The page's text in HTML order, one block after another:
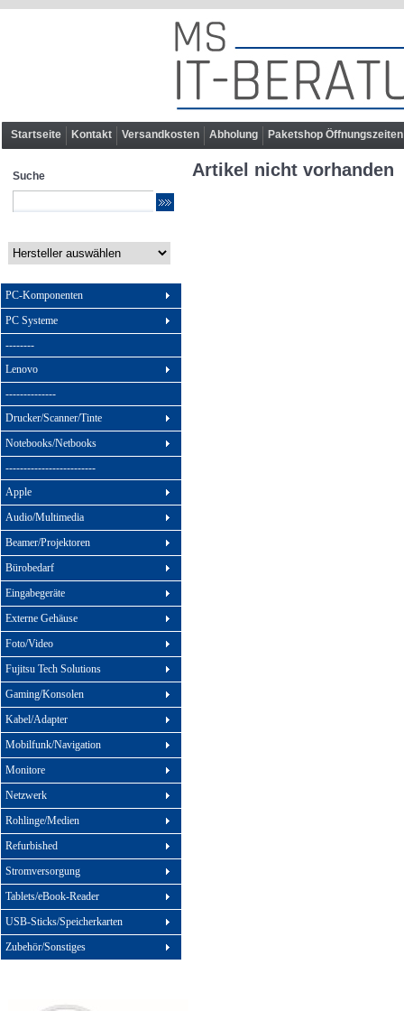
Startseite Kontakt Versandkosten Abholung Paketshop Öffnungszeiten
Suche
PC-Komponenten
PC Systeme
--------
Lenovo
--------------
Drucker/Scanner/Tinte
Notebooks/Netbooks
-------------------------
Apple
Audio/Multimedia
Beamer/Projektoren
Bürobedarf
Eingabegeräte
Externe Gehäuse
Foto/Video
Fujitsu Tech Solutions
Gaming/Konsolen
Kabel/Adapter
Mobilfunk/Navigation
Monitore
Netzwerk
Rohlinge/Medien
Refurbished
Stromversorgung
Tablets/eBook-Reader
USB-Sticks/Speicherkarten
Zubehör/Sonstiges
Artikel nicht vorhanden